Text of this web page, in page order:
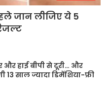
जान लीजिए ये 5
हाई बीपी से दूरी… और
13 साल ज्यादा डिमेंशिया-फ्री